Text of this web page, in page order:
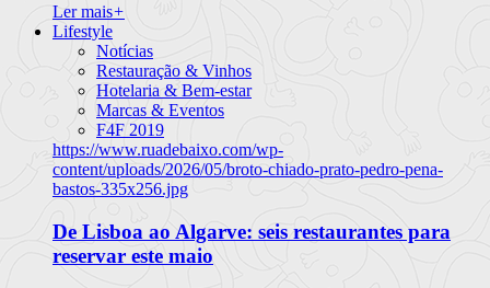
Ler mais+
Lifestyle
Notícias
Restauração & Vinhos
Hotelaria & Bem-estar
Marcas & Eventos
F4F 2019
https://www.ruadebaixo.com/wp-
content/uploads/2026/05/broto-chiado-prato-pedro-pena-
bastos-335x256.jpg
De Lisboa ao Algarve: seis restaurantes para
reservar este maio